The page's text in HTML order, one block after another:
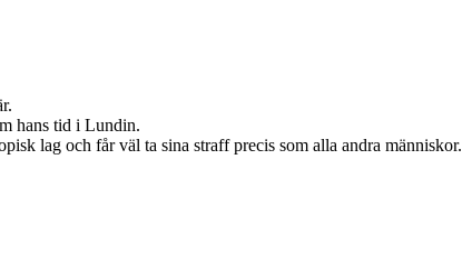
hans tid i Lundin.
lag och får väl ta sina straff precis som alla andra människor.